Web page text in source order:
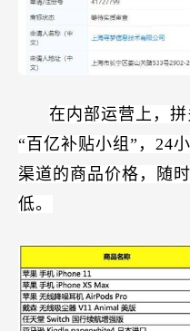
在内部运营上，
“百亿补贴小组”，24
渠道的商品价格，随
低。